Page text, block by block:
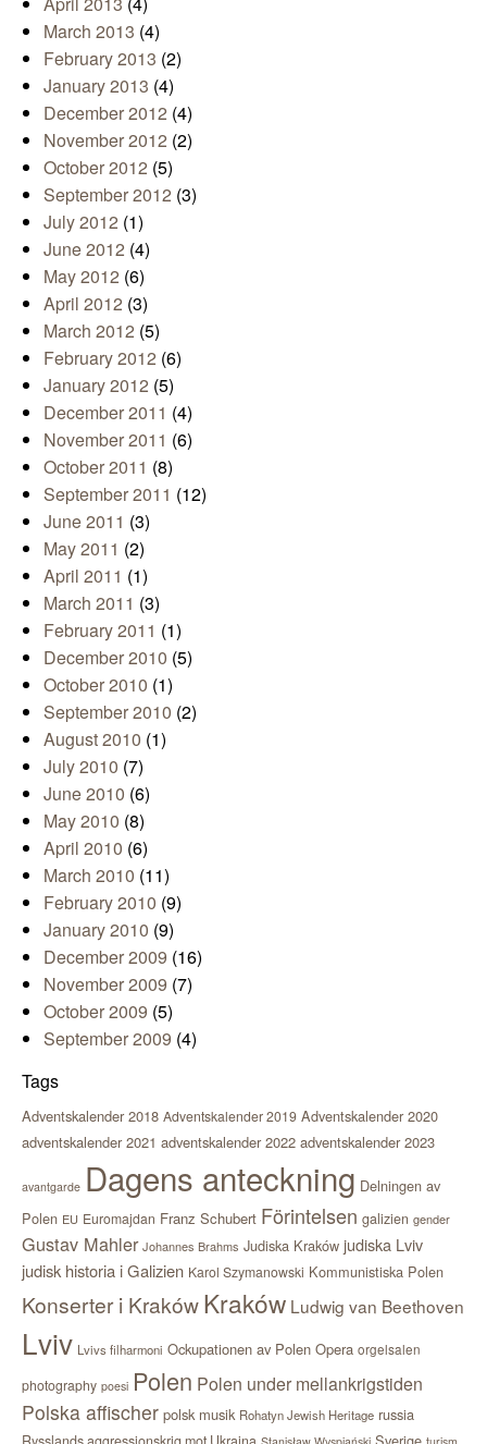
March 2013 (4)
February 2013 (2)
January 2013 (4)
December 2012 (4)
November 2012 (2)
October 2012 (5)
September 2012 (3)
July 2012 (1)
June 2012 (4)
May 2012 (6)
April 2012 (3)
March 2012 (5)
February 2012 (6)
January 2012 (5)
December 2011 (4)
November 2011 (6)
October 2011 (8)
September 2011 (12)
June 2011 (3)
May 2011 (2)
April 2011 (1)
March 2011 (3)
February 2011 (1)
December 2010 (5)
October 2010 (1)
September 2010 (2)
August 2010 (1)
July 2010 (7)
June 2010 (6)
May 2010 (8)
April 2010 (6)
March 2010 (11)
February 2010 (9)
January 2010 (9)
December 2009 (16)
November 2009 (7)
October 2009 (5)
September 2009 (4)
Tags
Adventskalender 2018 Adventskalender 2019 Adventskalender 2020
adventskalender 2021 adventskalender 2022 adventskalender 2023
avantgarde Dagens anteckning Delningen av
Polen EU Euromajdan Franz Schubert Förintelsen galizien gender
Gustav Mahler Johannes Brahms Judiska Kraków judiska Lviv
judisk historia i Galizien Karol Szymanowski Kommunistiska Polen
Konserter i KrakówKraków Ludwig van Beethoven
Lviv Lvivs filharmoni Ockupationen av Polen Opera orgelsalen
photography poesi Polen Polen under mellankrigstiden
Polska affischer polsk musik Rohatyn Jewish Heritage russia